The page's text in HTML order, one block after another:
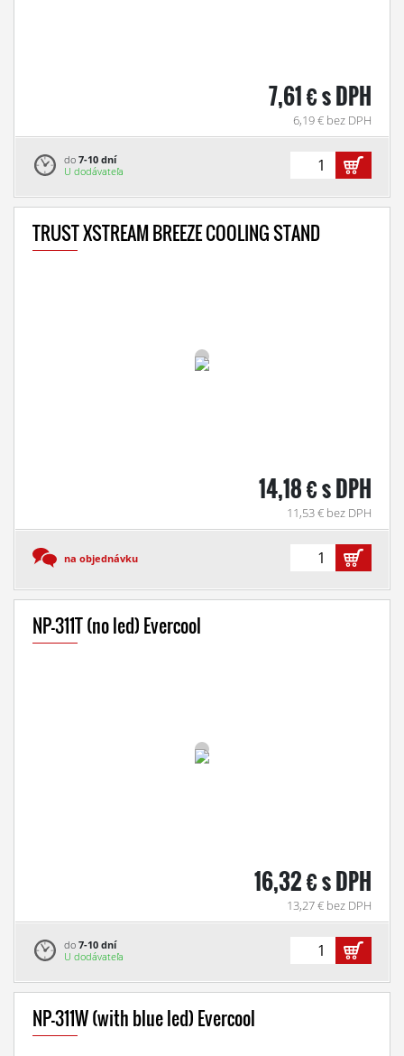
7,61 € s DPH
6,19 € bez DPH
do 7-10 dní
U dodávateľa
TRUST XSTREAM BREEZE COOLING STAND
14,18 € s DPH
11,53 € bez DPH
na objednávku
NP-311T (no led) Evercool
16,32 € s DPH
13,27 € bez DPH
do 7-10 dní
U dodávateľa
NP-311W (with blue led) Evercool